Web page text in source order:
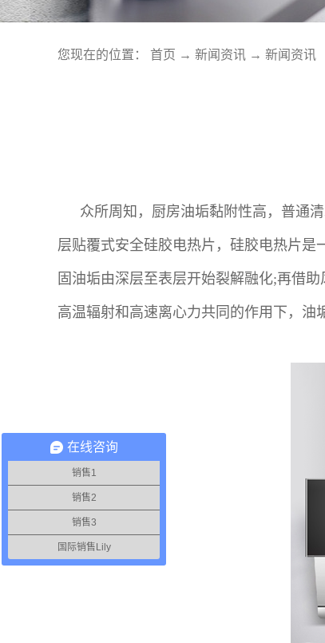
您现在的位置： 首页 → 新闻资讯 → 新闻资讯
众所周知，厨房油垢黏附性高，普通
层贴覆式安全硅胶电热片，硅胶电热片是
固油垢由深层至表层开始裂解融化;再借
高温辐射和高速离心力共同的作用下，油
在线咨询
销售1
销售2
销售3
国际销售Lily